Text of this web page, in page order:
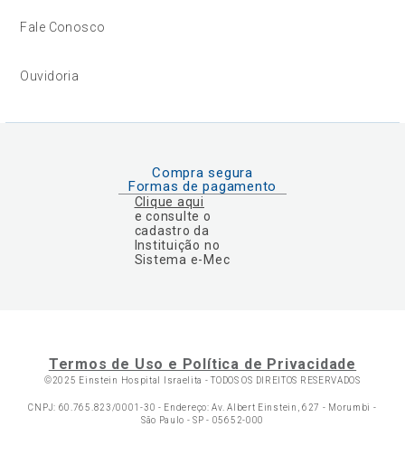
Fale Conosco
Ouvidoria
Compra segura
Formas de pagamento
Clique aqui
e consulte o
cadastro da
Instituição no
Sistema e-Mec
Termos de Uso e Política de Privacidade
©2025 Einstein Hospital Israelita -TODOS OS DIREITOS RESERVADOS
CNPJ: 60.765.823/0001-30 - Endereço: Av. Albert Einstein, 627 - Morumbi -
São Paulo - SP - 05652-000